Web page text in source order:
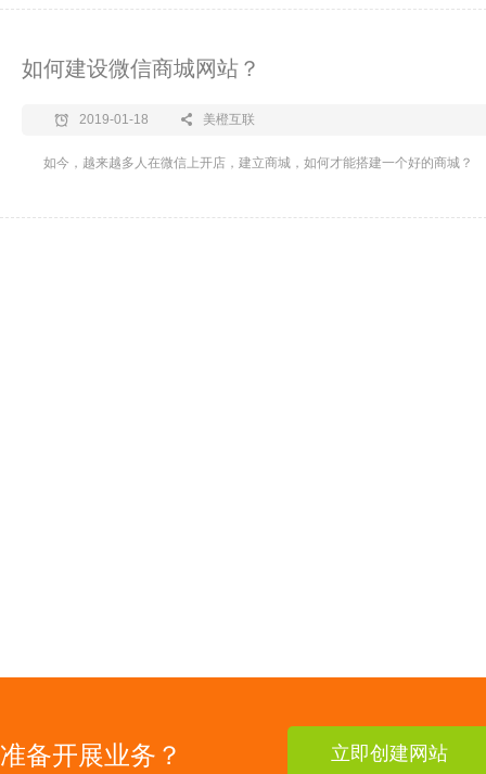
如何建设微信商城网站？
2019-01-18 美橙互联
如今，越来越多人在微信上开店，建立商城，如何才能搭建一个好的商城？
准备开展业务？ 立即创建网站